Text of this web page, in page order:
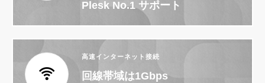
Plesk No.1 サポート
高速インターネット接続
回線帯域は1Gbps